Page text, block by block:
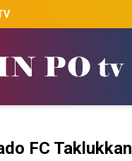
FC Taklukkan